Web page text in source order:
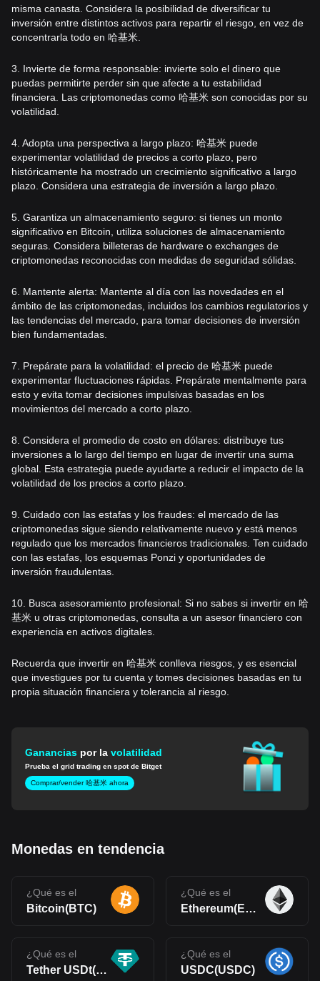
misma canasta. Considera la posibilidad de diversificar tu
inversión entre distintos activos para repartir el riesgo, en vez de
concentrarla todo en 哈基米.
3. Invierte de forma responsable: invierte solo el dinero que
puedas permitirte perder sin que afecte a tu estabilidad
financiera. Las criptomonedas como 哈基米 son conocidas por su
volatilidad.
4. Adopta una perspectiva a largo plazo: 哈基米 puede
experimentar volatilidad de precios a corto plazo, pero
históricamente ha mostrado un crecimiento significativo a largo
plazo. Considera una estrategia de inversión a largo plazo.
5. Garantiza un almacenamiento seguro: si tienes un monto
significativo en Bitcoin, utiliza soluciones de almacenamiento
seguras. Considera billeteras de hardware o exchanges de
criptomonedas reconocidas con medidas de seguridad sólidas.
6. Mantente alerta: Mantente al día con las novedades en el
ámbito de las criptomonedas, incluidos los cambios regulatorios y
las tendencias del mercado, para tomar decisiones de inversión
bien fundamentadas.
7. Prepárate para la volatilidad: el precio de 哈基米 puede
experimentar fluctuaciones rápidas. Prepárate mentalmente para
esto y evita tomar decisiones impulsivas basadas en los
movimientos del mercado a corto plazo.
8. Considera el promedio de costo en dólares: distribuye tus
inversiones a lo largo del tiempo en lugar de invertir una suma
global. Esta estrategia puede ayudarte a reducir el impacto de la
volatilidad de los precios a corto plazo.
9. Cuidado con las estafas y los fraudes: el mercado de las
criptomonedas sigue siendo relativamente nuevo y está menos
regulado que los mercados financieros tradicionales. Ten cuidado
con las estafas, los esquemas Ponzi y oportunidades de
inversión fraudulentas.
10. Busca asesoramiento profesional: Si no sabes si invertir en 哈
基米 u otras criptomonedas, consulta a un asesor financiero con
experiencia en activos digitales.
Recuerda que invertir en 哈基米 conlleva riesgos, y es esencial
que investigues por tu cuenta y tomes decisiones basadas en tu
propia situación financiera y tolerancia al riesgo.
Ganancias por lavolatilidad
Prueba el grid trading en spot de Bitget
Comprar/vender 哈基米 ahora
Monedas en tendencia
¿Qué es el
Bitcoin(BTC)
¿Qué es el
Ethereum(ETH)
¿Qué es el
Tether USDt(USDT)
¿Qué es el
USDC(USDC)